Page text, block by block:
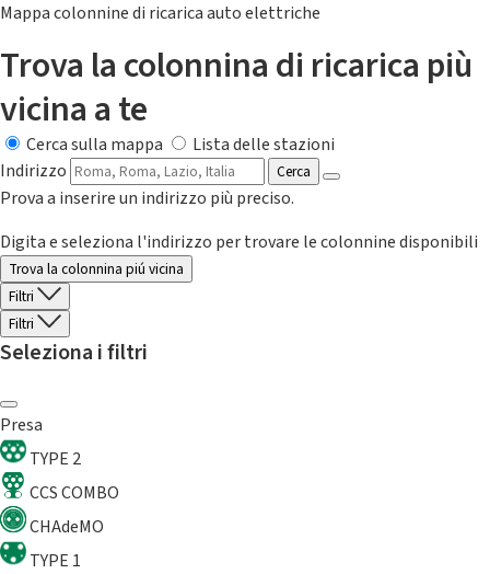
Mappa colonnine di ricarica auto elettriche
Trova la colonnina di ricarica più
vicina a te
Cerca sulla mappa
Lista delle stazioni
Indirizzo
Cerca
Prova a inserire un indirizzo più preciso.
Digita e seleziona l'indirizzo per trovare le colonnine disponibili
Trova la colonnina piú vicina
Filtri
Filtri
Seleziona i filtri
Presa
TYPE 2
CCS COMBO
CHAdeMO
TYPE 1